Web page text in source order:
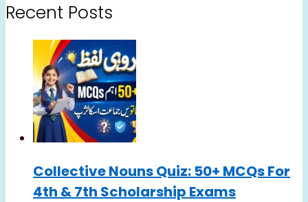
Recent Posts
Collective Nouns Quiz: 50+ MCQs For
4th & 7th Scholarship Exams